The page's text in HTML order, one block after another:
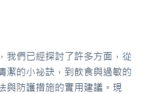
我們已經探討了許多方面，從
潔的小祕訣，到飲食與過敏的
與防護措施的實用建議。現